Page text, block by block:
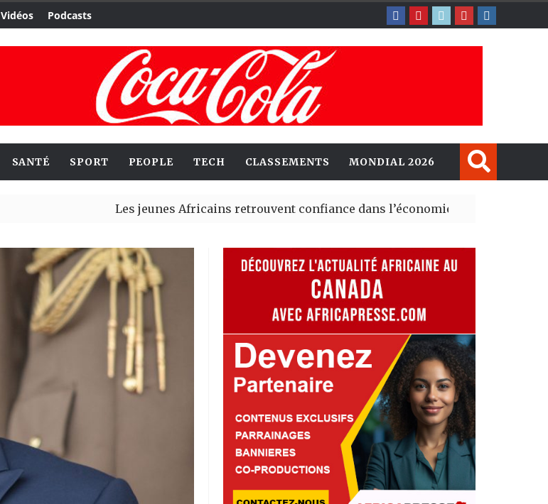
Vidéos Podcasts
SANTÉ SPORT PEOPLE TECH CLASSEMENTS MONDIAL 2026
Les jeunes Africains retrouvent confiance dans l’économie, mais trois grands